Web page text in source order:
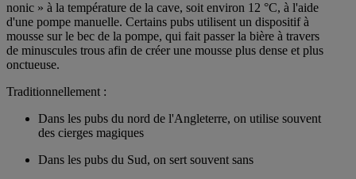
nonic » à la température de la cave, soit environ 12 °C, à l'aide
d'une pompe manuelle. Certains pubs utilisent un dispositif à
mousse sur le bec de la pompe, qui fait passer la bière à travers
de minuscules trous afin de créer une mousse plus dense et plus
onctueuse.
Traditionnellement :
Dans les pubs du nord de l'Angleterre, on utilise souvent
des cierges magiques
Dans les pubs du Sud, on sert souvent sans